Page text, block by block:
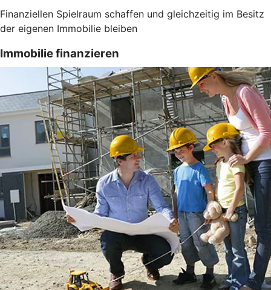
Finanziellen Spielraum schaffen und gleichzeitig im Besitz
der eigenen Immobilie bleiben
Immobilie finanzieren